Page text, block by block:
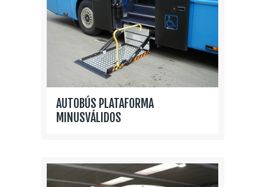
AUTOBÚS PLATAFORMA
MINUSVÁLIDOS